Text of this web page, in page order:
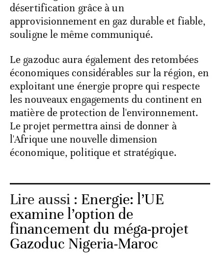
désertification grâce à un
approvisionnement en gaz durable et fiable,
souligne le même communiqué.
Le gazoduc aura également des retombées
économiques considérables sur la région, en
exploitant une énergie propre qui respecte
les nouveaux engagements du continent en
matière de protection de l'environnement.
Le projet permettra ainsi de donner à
l'Afrique une nouvelle dimension
économique, politique et stratégique.
Lire aussi : Energie: l’UE
examine l’option de
financement du méga-projet
Gazoduc Nigeria-Maroc